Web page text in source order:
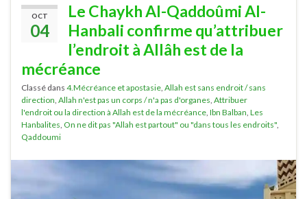
OCT
04
Le Chaykh Al-Qaddoûmi Al-
Hanbali confirme qu’attribuer
l’endroit à Allâh est de la
mécréance
Classé dans 4.Mécréance et apostasie Allah est sans endroit / sans
direction Allah n'est pas un corps / n'a pas d'organes Attribuer
l'endroit ou la direction à Allah est de la mécréance Ibn Balban Les
Hanbalites On ne dit pas "Allah est partout" ou "dans tous les endroits"
Qaddoumi